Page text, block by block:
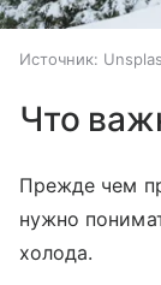
Источник:
Что
Прежде чем
нужно
холода.